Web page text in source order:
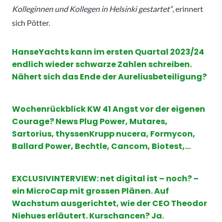
Kolleginnen und Kollegen in Helsinki gestartet“, erinnert
sich Pötter.
HanseYachts kann im ersten Quartal 2023/24
endlich wieder schwarze Zahlen schreiben.
Nähert sich das Ende der Aureliusbeteiligung?
Wochenrückblick KW 41 Angst vor der eigenen
Courage? News Plug Power, Mutares,
Sartorius, thyssenKrupp nucera, Formycon,
Ballard Power, Bechtle, Cancom, Biotest,…
EXCLUSIVINTERVIEW: net digital ist – noch? –
ein MicroCap mit grossen Plänen. Auf
Wachstum ausgerichtet, wie der CEO Theodor
Niehues erläutert. Kurschancen? Ja.